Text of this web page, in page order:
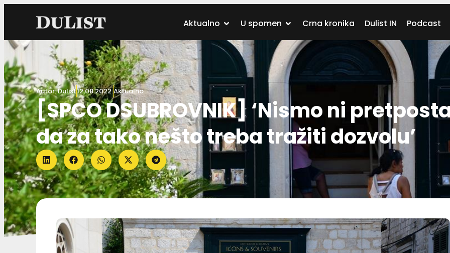
Aktualno U spomen Crna kronika Dulist IN Podcast
Autor:Dulist12.08.2022.Aktualno
[SPCO DSUBROVNIK] ‘Nismo ni
da za tako nešto treba tražiti dozvolu’